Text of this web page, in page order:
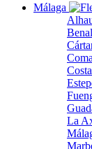
Málaga
La